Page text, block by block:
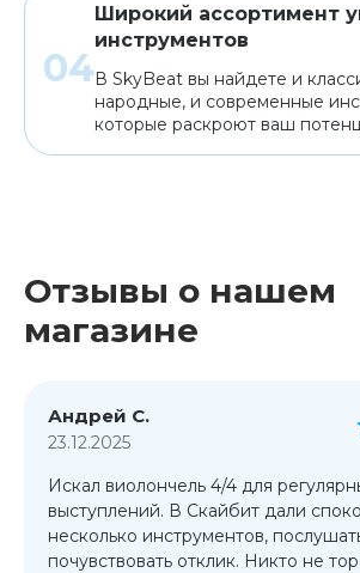
Широкий ассортимент
инструментов
В SkyBeat вы найдете и
народные, и современные
которые раскроют ваш
Отзывы о нашем
магазине
Андрей С.
23.12.2025
Искал виолончель 4/4 для
выступлений. В Скайбит дали
несколько инструментов,
почувствовать отклик. Никто не